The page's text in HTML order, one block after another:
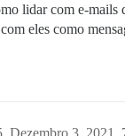
lidar com e-mails
eles como